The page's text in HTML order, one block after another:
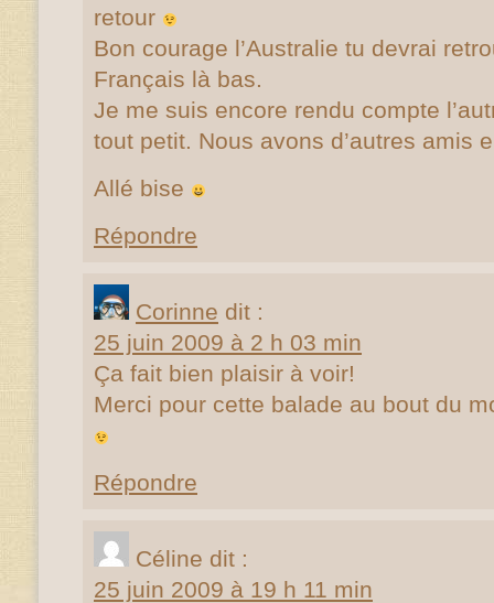
retour
Bon courage l’Australie tu devrai
Français là bas.
Je me suis encore rendu compte
tout petit. Nous avons d’autres amis
Allé bise
Répondre
Corinne dit :
25 juin 2009 à 2 h 03 min
Ça fait bien plaisir à voir!
Merci pour cette balade au bout du
Répondre
Céline dit :
25 juin 2009 à 19 h 11 min